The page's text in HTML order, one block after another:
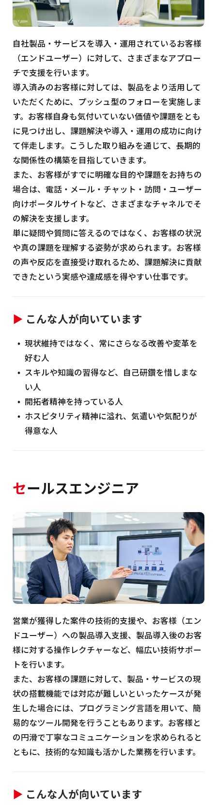
自社製品・サービスを導入・運用されているお客様
（エンドユーザー）に対して、さまざまなアプロー
チで支援を行います。
導入済みのお客様に対しては、製品をより活用して
いただくために、プッシュ型のフォローを実施しま
す。お客様自身も気付いていない価値や課題をとも
に見つけ出し、課題解決や導入・運用の成功に向け
て伴走します。こうした取り組みを通じて、長期的
な関係性の構築を目指していきます。
また、お客様がすでに明確な目的や課題をお持ちの
場合は、電話・メール・チャット・訪問・ユーザー
向けポータルサイトなど、さまざまなチャネルでそ
の解決を支援します。
単に疑問や質問に答えるのではなく、お客様の状況
や真の課題を理解する姿勢が求められます。お客様
の声や反応を直接受け取れるため、課題解決に貢献
できたという実感や達成感を得やすい仕事です。
▶ こんな人が向いています
現状維持ではなく、常にさらなる改善や変革を
好む人
スキルや知識の習得など、自己研鑽を惜しまな
い人
開拓者精神を持っている人
ホスピタリティ精神に溢れ、気遣いや気配りが
得意な人
セールスエンジニア
営業が獲得した案件の技術的支援や、お客様（エン
ドユーザー）への製品導入支援、製品導入後のお客
様に対する操作レクチャーなど、幅広い技術サポー
トを行います。
また、お客様の課題に対して、製品・サービスの現
状の搭載機能では対応が難しいといったケースが発
生した場合には、プログラミング言語を用いて、簡
易的なツール開発を行うこともあります。お客様と
の円滑で丁寧なコミュニケーションを求められると
ともに、技術的な知識も活かした業務を行います。
▶ こんな人が向いています